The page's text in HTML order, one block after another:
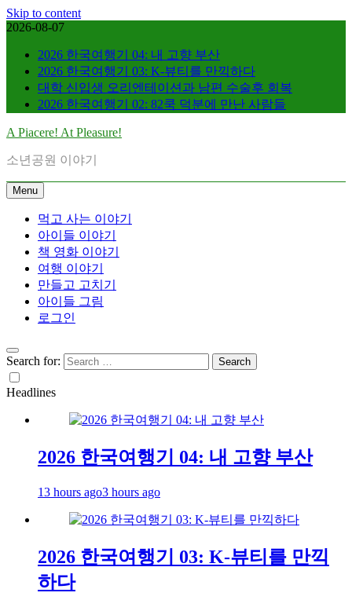
Skip to content
2026-08-07
2026 한국여행기 04: 내 고향 부산
2026 한국여행기 03: K-뷰티를 만끽하다
대학 신입생 오리엔테이션과 남편 수술후 회복
2026 한국여행기 02: 82쿡 덕분에 만난 사람들
A Piacere! At Pleasure!
소년공원 이야기
Menu
먹고 사는 이야기
아이들 이야기
책 영화 이야기
여행 이야기
만들고 고치기
아이들 그림
로그인
Search for:
Headlines
2026 한국여행기 04: 내 고향 부산
13 hours ago3 hours ago
2026 한국여행기 03: K-뷰티를 만끽
하다